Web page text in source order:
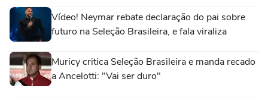
Vídeo! Neymar rebate declaração do pai sobre
futuro na Seleção Brasileira, e fala viraliza
Muricy critica Seleção Brasileira e manda recado
a Ancelotti: "Vai ser duro"